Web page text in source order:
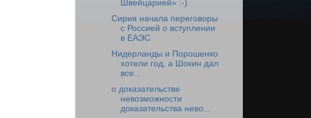
Швейцарией» :-)
Сирия начала переговоры
с Россией о вступлении
в ЕАЭС
Нидерланды и Порошенко
хотели год, а Шокин дал
все...
о доказательстве
невозможности
доказательства нево...